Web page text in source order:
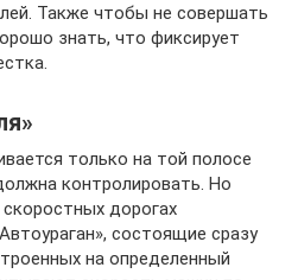
Также чтобы не совершать
знать, что фиксирует
только на той полосе
контролировать. Но
дорогах
состоящие сразу
на определенный